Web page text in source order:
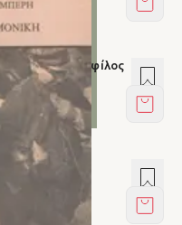
Στο
θαύμα σαν φίλος
Στο
Στο